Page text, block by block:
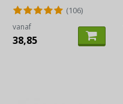
(106)
vanaf
38,85